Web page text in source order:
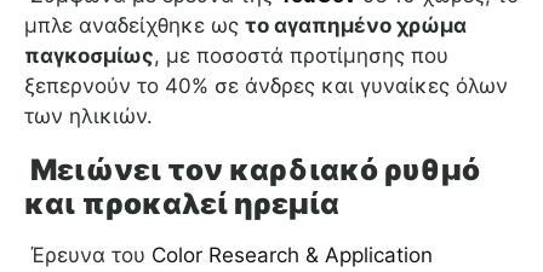
μπλε αναδείχθηκε ως το αγαπημένο χρώμα
παγκοσμίως, με ποσοστά προτίμησης που
ξεπερνούν το 40% σε άνδρες και γυναίκες όλων
των ηλικιών.
Μειώνει τον καρδιακό ρυθμό
και προκαλεί ηρεμία
Έρευνα του Color Research & Application